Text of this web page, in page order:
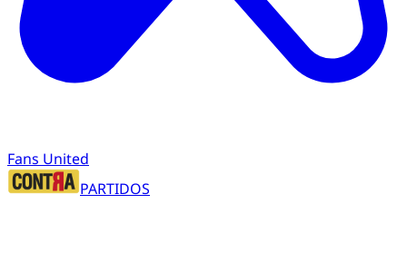
Fans United
PARTIDOS